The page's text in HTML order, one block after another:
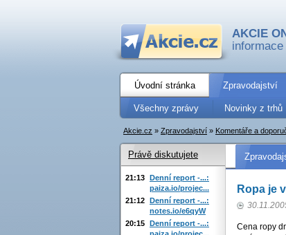
AKCIE
Úvodní stránka Zpravodajství
Všechny zprávy Novinky z trhů
Akcie.cz » Zpravodajství » Komentáře a
Ropa je
Cena ropy
Právě diskutujete
21:13 Denní report -...:
paiza.io/projec...
21:12 Denní report -...:
notes.io/e6qyW
20:15 Denní report -...:
paiza.io/projec...